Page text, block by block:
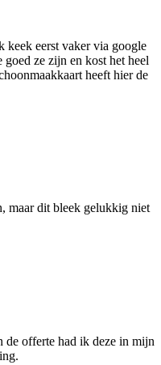
keek eerst vaker via google
ze zijn en kost het heel
heeft hier de
maar dit bleek gelukkig niet
de offerte had ik deze in mijn